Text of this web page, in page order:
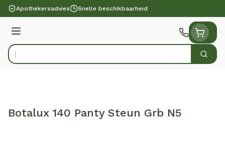
Ga naar de inhoud
Apothekersadvies Snelle beschikbaarheid
Menu
Product, merk, categorie... Zoek
Botalux 140 Panty Steun Grb N5